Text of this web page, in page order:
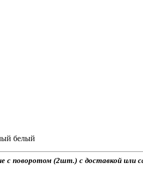
белый
с поворотом (2шт.) с доставкой